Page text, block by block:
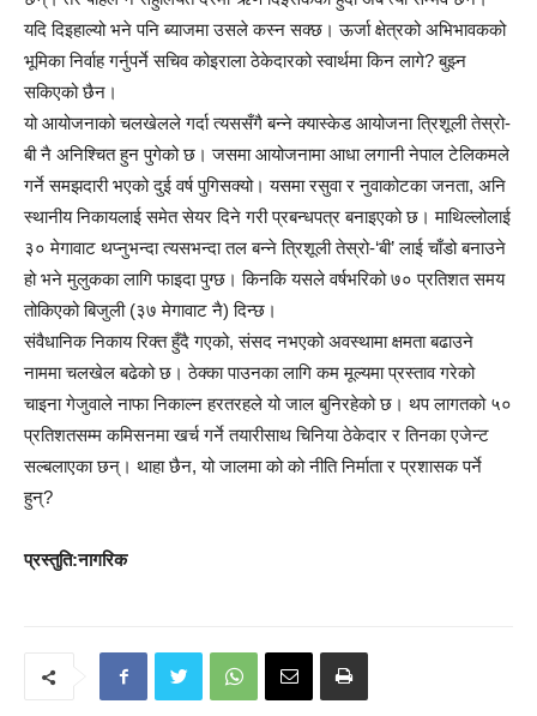
यदि दिइहाल्यो भने पनि ब्याजमा उसले कस्न सक्छ। ऊर्जा क्षेत्रको अभिभावकको
भूमिका निर्वाह गर्नुपर्ने सचिव कोइराला ठेकेदारको स्वार्थमा किन लागे? बुझ्न
सकिएको छैन।
यो आयोजनाको चलखेलले गर्दा त्यससँगै बन्ने क्यास्केड आयोजना त्रिशूली तेस्रो-
बी नै अनिश्चित हुन पुगेको छ। जसमा आयोजनामा आधा लगानी नेपाल टेलिकमले
गर्ने समझदारी भएको दुई वर्ष पुगिसक्यो। यसमा रसुवा र नुवाकोटका जनता, अनि
स्थानीय निकायलाई समेत सेयर दिने गरी प्रबन्धपत्र बनाइएको छ। माथिल्लोलाई
३० मेगावाट थप्नुभन्दा त्यसभन्दा तल बन्ने त्रिशूली तेस्रो-‘बी’ लाई चाँडो बनाउने
हो भने मुलुकका लागि फाइदा पुग्छ। किनकि यसले वर्षभरिको ७० प्रतिशत समय
तोकिएको बिजुली (३७ मेगावाट नै) दिन्छ।
संवैधानिक निकाय रिक्त हुँदै गएको, संसद नभएको अवस्थामा क्षमता बढाउने
नाममा चलखेल बढेको छ। ठेक्का पाउनका लागि कम मूल्यमा प्रस्ताव गरेको
चाइना गेजुवाले नाफा निकाल्न हरतरहले यो जाल बुनिरहेको छ। थप लागतको ५०
प्रतिशतसम्म कमिसनमा खर्च गर्ने तयारीसाथ चिनिया ठेकेदार र तिनका एजेन्ट
सल्बलाएका छन्। थाहा छैन, यो जालमा को को नीति निर्माता र प्रशासक पर्ने
हुन्?
प्रस्तुति:नागरिक